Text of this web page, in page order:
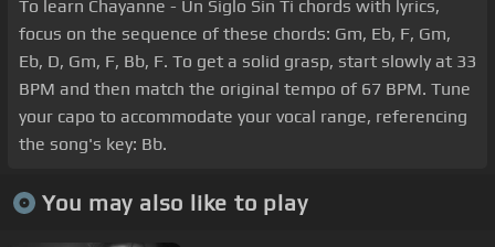
To learn Chayanne - Un Siglo Sin Ti chords with lyrics,
focus on the sequence of these chords: Gm, Eb, F, Gm,
Eb, D, Gm, F, Bb, F. To get a solid grasp, start slowly at 33
BPM and then match the original tempo of 67 BPM. Tune
your capo to accommodate your vocal range, referencing
the song's key: Bb.
You may also like to play